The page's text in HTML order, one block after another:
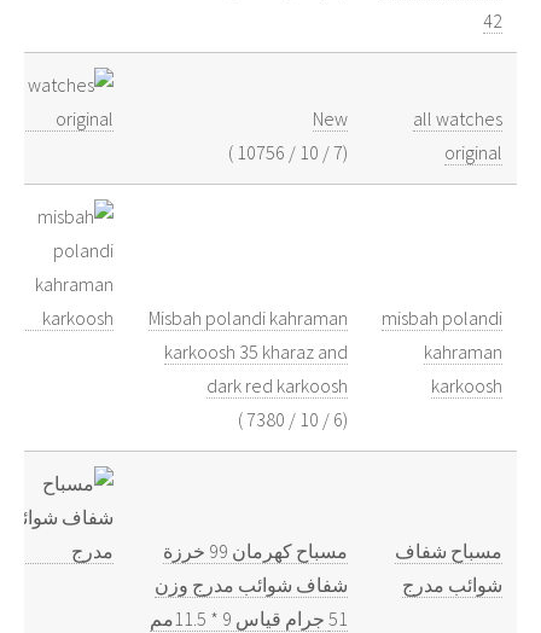
42
all watches
original
New
(
7
/
10
/
10756
)
misbah polandi
kahraman
karkoosh
Misbah polandi kahraman
karkoosh 35 kharaz and
dark red karkoosh
(
6
/
10
/
7380
)
مسباح شفاف
شوائب مدرج
مسباح كهرمان 99 خرزة
شفاف شوائب مدرج وزن
51 جرام قياس 9 * 11.5مم